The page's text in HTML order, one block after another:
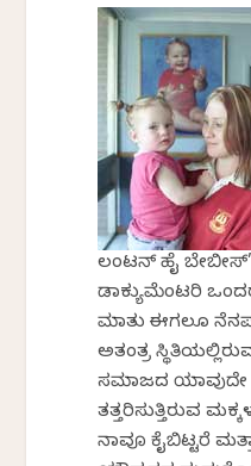
ಲಂಟನ್ ಹೈ
ಡಾಕ್ಯುಮೆಂಟರಿ
ಮಾತು ಈಗಲೂ
ಅತಂತ್ರ
ಸಮಾಜದ ಯಾವುದೇ
ತತ್ತರಿಸುತ್ತಿರುವ
ನಾವೂ ಕೈಬಿಟ್ಟರೆ